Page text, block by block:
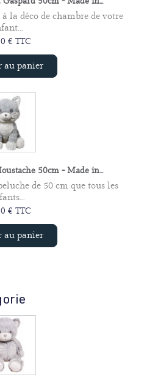
la déco de chambre de votre
€ TTC
au panier
50cm - Made in...
de 50 cm que tous les
€ TTC
au panier